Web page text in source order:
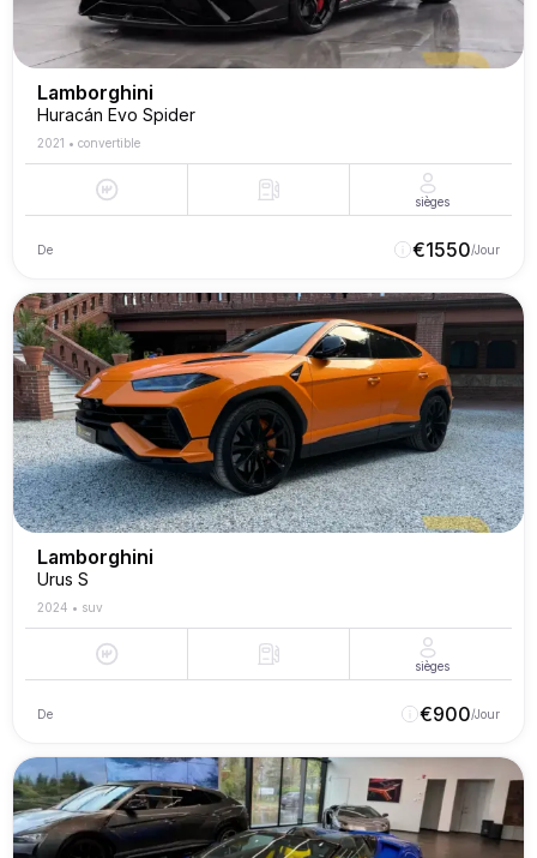
Lamborghini
Huracán Evo Spider
2021 • convertible
sièges
De €1550/Jour
Lamborghini
Urus S
2024 • suv
sièges
De €900/Jour